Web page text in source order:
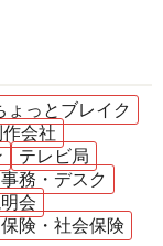
ょっとブレイク
会社
テレビ局
事務・デスク
会
険・社会保険